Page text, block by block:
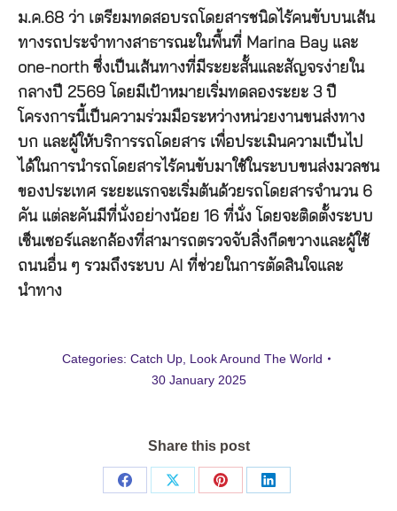
ม.ค.68 ว่า เตรียมทดสอบรถโดยสารชนิดไร้คนขับบนเส้น
ทางรถประจำทางสาธารณะในพื้นที่ Marina Bay และ
one-north ซึ่งเป็นเส้นทางที่มีระยะสั้นและสัญจรง่ายใน
กลางปี 2569 โดยมีเป้าหมายเริ่มทดลองระยะ 3 ปี
โครงการนี้เป็นความร่วมมือระหว่างหน่วยงานขนส่งทาง
บก และผู้ให้บริการรถโดยสาร เพื่อประเมินความเป็นไป
ได้ในการนำรถโดยสารไร้คนขับมาใช้ในระบบขนส่งมวลชน
ของประเทศ ระยะแรกจะเริ่มต้นด้วยรถโดยสารจำนวน 6
คัน แต่ละคันมีที่นั่งอย่างน้อย 16 ที่นั่ง โดยจะติดตั้งระบบ
เซ็นเซอร์และกล้องที่สามารถตรวจจับสิ่งกีดขวางและผู้ใช้
ถนนอื่น ๆ รวมถึงระบบ AI ที่ช่วยในการตัดสินใจและ
นำทาง
Categories: Catch Up, Look Around The World
30 January 2025
Share this post
Share
Share
Share
Share